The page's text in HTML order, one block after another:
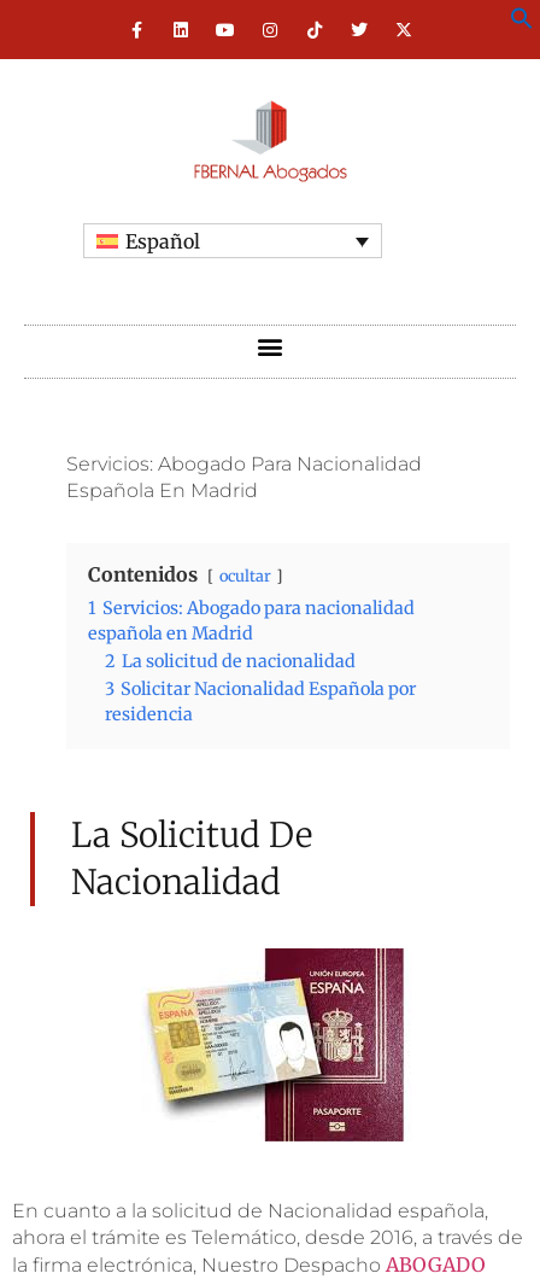
Español
Servicios: Abogado Para Nacionalidad
Española En Madrid
Contenidos ocultar
1 Servicios: Abogado para nacionalidad
española en Madrid
2 La solicitud de nacionalidad
3 Solicitar Nacionalidad Española por
residencia
La Solicitud De
Nacionalidad
En cuanto a la solicitud de Nacionalidad española,
ahora el trámite es Telemático, desde 2016, a través de
la firma electrónica, Nuestro Despacho ABOGADO